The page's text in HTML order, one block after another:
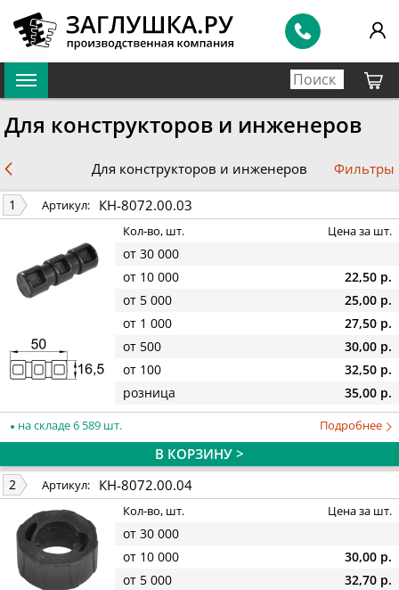
Для конструкторов и инженеров
Для конструкторов и инженеров Фильтры
1 Артикул: КН-8072.00.03
Кол-во, шт. Цена за шт.
от 30 000
от 10 000
22,50 р.
от 5 000
25,00 р.
от 1 000
27,50 р.
от 500
30,00 р.
от 100
32,50 р.
розница
35,00 р.
на складе 6 589 шт. Подробнее
В КОРЗИНУ >
2 Артикул: КН-8072.00.04
Кол-во, шт. Цена за шт.
от 30 000
от 10 000
30,00 р.
от 5 000
32,70 р.